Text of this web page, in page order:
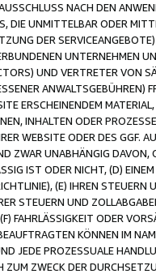
NACH DEN
DIE UNMITTELBAR ODER
DER
UNTERNEHMEN
UND VERTRETER VON
ERSCHEINENDEM
INHALTEN ODER
WEBSITE ODER DES GGF.
ZWAR UNABHÄNGIG
IST ODER NICHT, (D)
(E) IHREN
STEUERN UND
FAHRLÄSSIGKEIT ODER
KÖNNEN IM
JEDE PROZESSUALE
ZUM ZWECK DER